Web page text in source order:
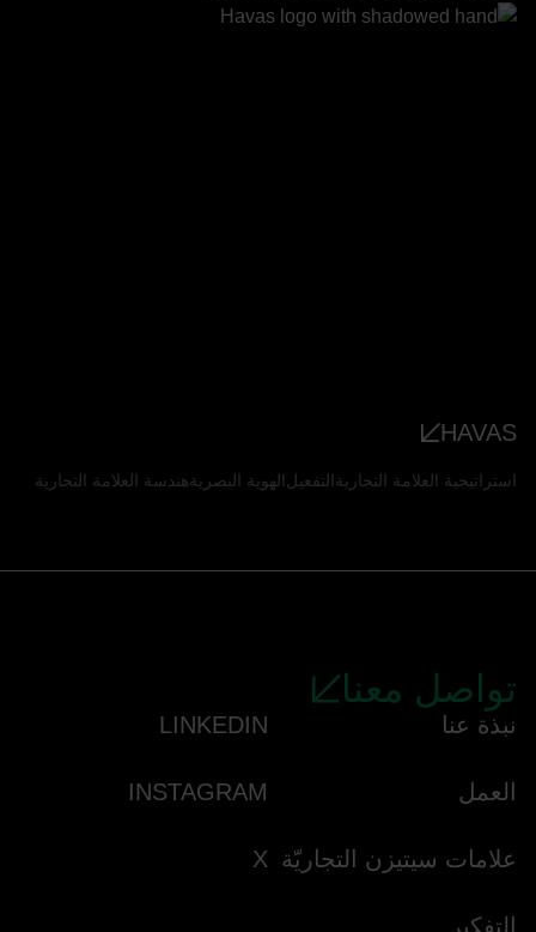
HAVAS
استراتيجية العلامة التجارية التفعيل الهوية البصريةهندسة العلامة التجارية
تواصل معنا
نبذة عنا
العمل
علامات سيتيزن التجاريّة
التفكير
LINKEDIN
INSTAGRAM
X